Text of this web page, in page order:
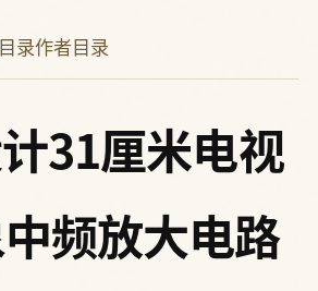
录作者目录
31厘米电视
频放大电路